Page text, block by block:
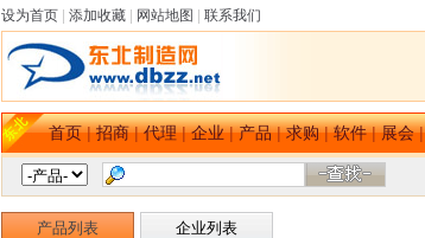
设为首页 添加收藏 网站地图 联系我们
首页|招商|代理|企业|产品|求购|软件|展会
产品列表 企业列表